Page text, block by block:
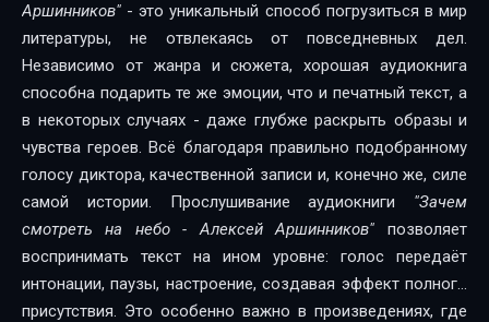
20
21
Аршинников" - это уникальный способ погрузиться в мир
литературы, не отвлекаясь от повседневных дел.
Независимо от жанра и сюжета, хорошая аудиокнига
способна подарить те же эмоции, что и печатный текст, а
в некоторых случаях - даже глубже раскрыть образы и
чувства героев. Всё благодаря правильно подобранному
голосу диктора, качественной записи и, конечно же, силе
самой истории. Прослушивание аудиокниги "Зачем
смотреть на небо - Алексей Аршинников" позволяет
воспринимать текст на ином уровне: голос передаёт
интонации, паузы, настроение, создавая эффект полного
присутствия. Это особенно важно в произведениях, где